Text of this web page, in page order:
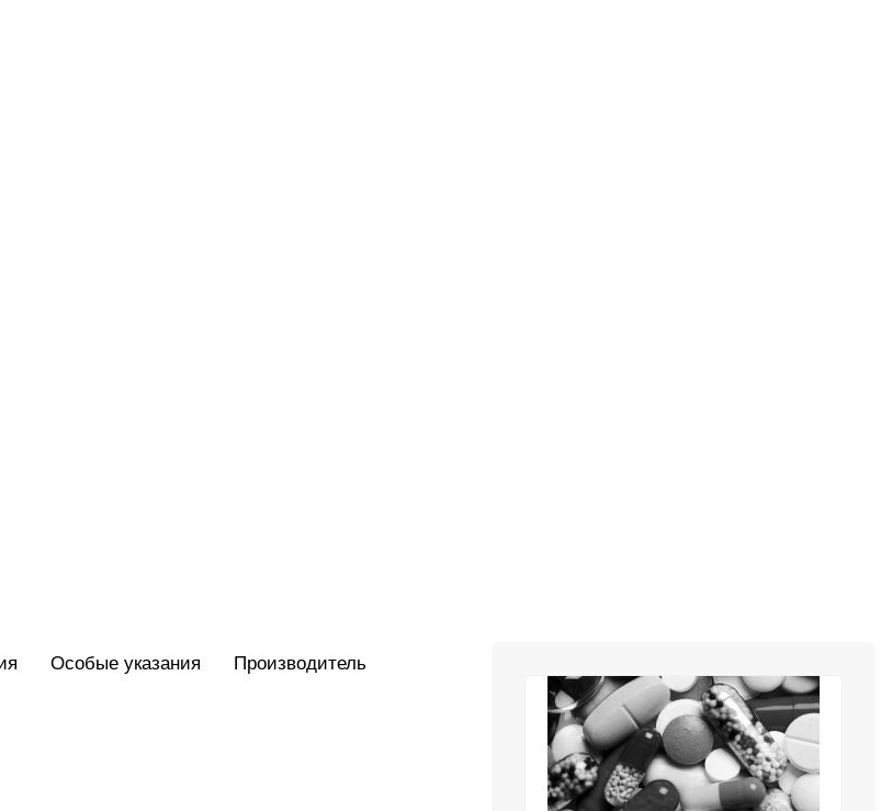
Особые указания Производитель